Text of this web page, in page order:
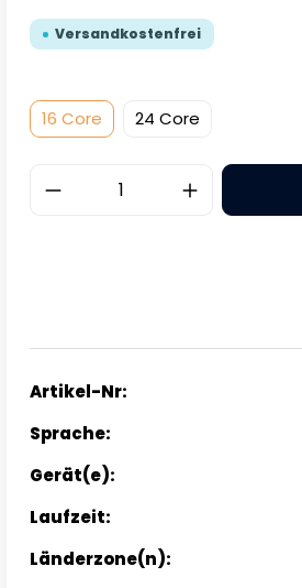
Versandkostenfrei
16 Core 24 Core
Produkt Anzahl:
Artikel-Nr:
Sprache:
Gerät(e):
Laufzeit:
Länderzone(n):